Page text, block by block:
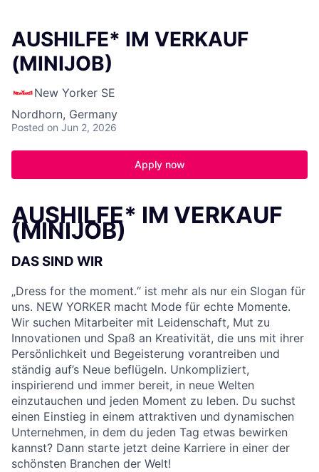
AUSHILFE* IM VERKAUF
(MINIJOB)
New Yorker SE
Nordhorn, Germany
Posted on Jun 2, 2026
Apply now
AUSHILFE* IM VERKAUF
(MINIJOB)
DAS SIND WIR
„Dress for the moment.“ ist mehr als nur ein Slogan für
uns. NEW YORKER macht Mode für echte Momente.
Wir suchen Mitarbeiter mit Leidenschaft, Mut zu
Innovationen und Spaß an Kreativität, die uns mit ihrer
Persönlichkeit und Begeisterung vorantreiben und
ständig auf’s Neue beflügeln. Unkompliziert,
inspirierend und immer bereit, in neue Welten
einzutauchen und jeden Moment zu leben. Du suchst
einen Einstieg in einem attraktiven und dynamischen
Unternehmen, in dem du jeden Tag etwas bewirken
kannst? Dann starte jetzt deine Karriere in einer der
schönsten Branchen der Welt!